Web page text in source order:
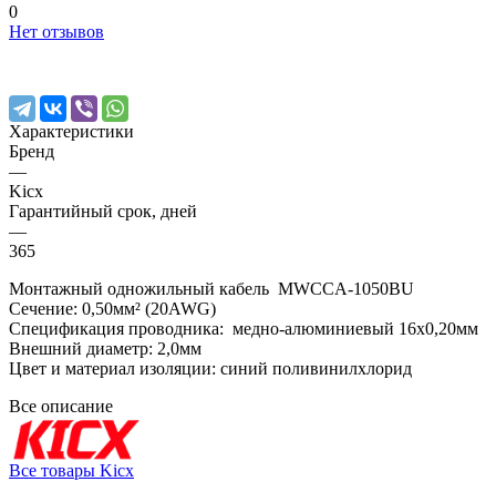
0
Нет отзывов
Характеристики
Бренд
—
Kicx
Гарантийный срок, дней
—
365
Монтажный одножильный кабель MWCCA-1050BU
Сечение: 0,50мм² (20AWG)
Спецификация проводника: медно-алюминиевый 16x0,20мм
Внешний диаметр: 2,0мм
Цвет и материал изоляции: синий поливинилхлорид
Все описание
Все товары Kicx